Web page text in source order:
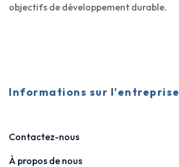
objectifs de développement durable.
Informations sur l'entreprise
Contactez-nous
À propos de nous